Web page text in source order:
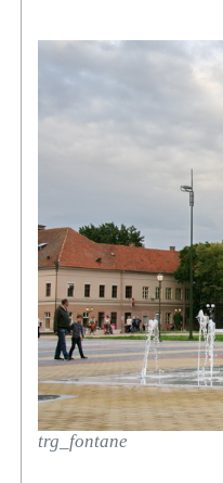
trg_fontane